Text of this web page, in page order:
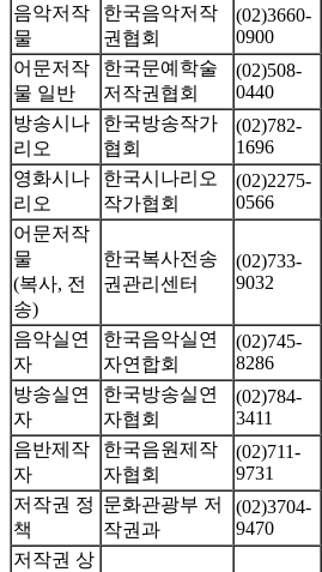
음악저작
물
한국음악저작
권협회
(02)3660-
0900
어문저작
물 일반
한국문예학술
저작권협회
(02)508-
0440
방송시나
리오
한국방송작가
협회
(02)782-
1696
영화시나
리오
한국시나리오
작가협회
(02)2275-
0566
어문저작
물
(복사, 전
송)
한국복사전송
권관리센터
(02)733-
9032
음악실연
자
한국음악실연
자연합회
(02)745-
8286
방송실연
자
한국방송실연
자협회
(02)784-
3411
음반제작
자
한국음원제작
자협회
(02)711-
9731
저작권 정
책
문화관광부 저
작권과
(02)3704-
9470
저작권 상